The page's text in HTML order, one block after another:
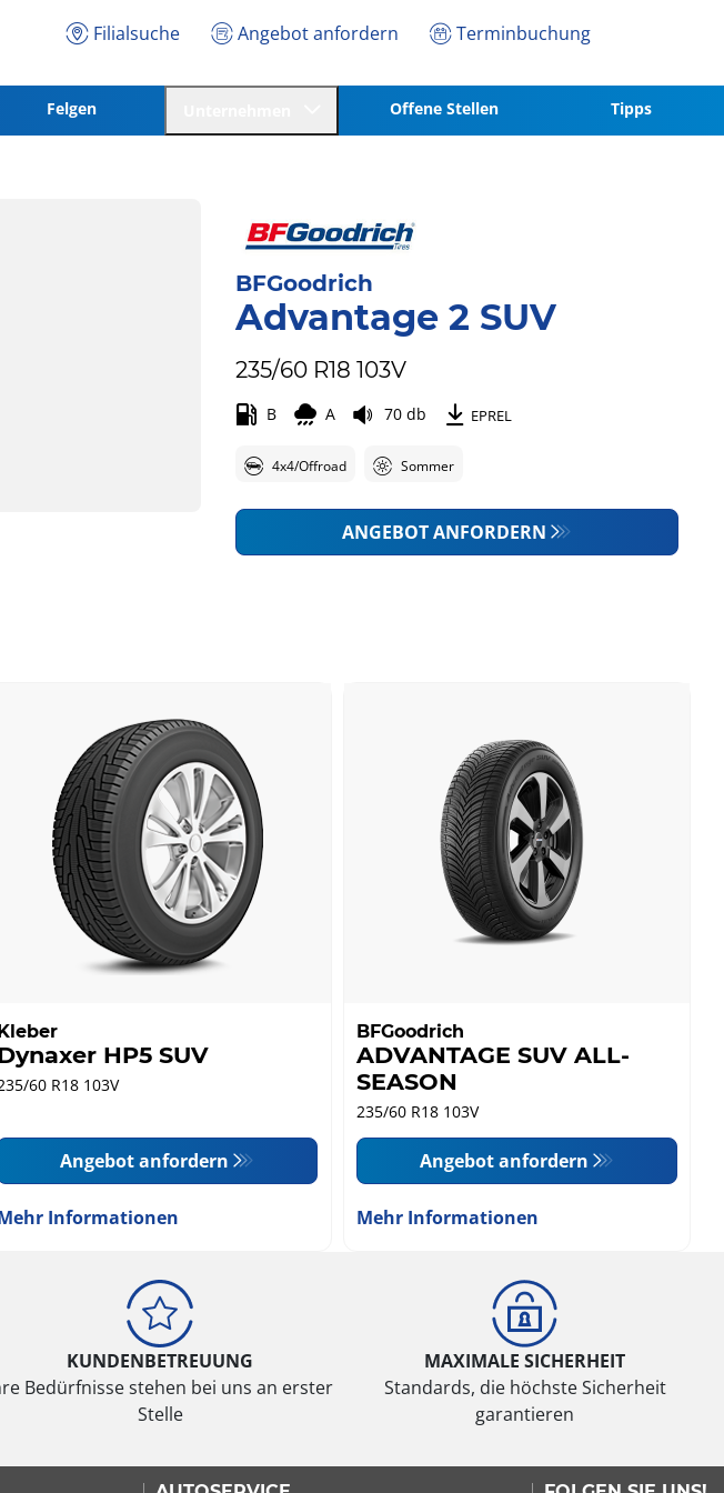
Filialsuche Angebot anfordern Terminbuchung
Felgen Offene Stellen Tipps
BFGoodrich
Advantage 2 SUV
235/60 R18 103V
B A 70 db EPREL
4x4/Offroad Sommer
ANGEBOT ANFORDERN
HP5 SUV
60 R18 103V
Angebot anfordern
Informationen
BFGoodrich
ADVANTAGE SUV ALL-
SEASON
235/60 R18 103V
Angebot anfordern
Mehr Informationen
KUNDENBETREUUNG
Bedürfnisse stehen bei uns an erster
Stelle
MAXIMALE SICHERHEIT
Standards, die höchste Sicherheit
garantieren